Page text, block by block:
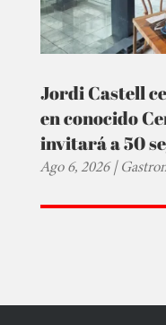
Jordi Castell
en conocido
invitará a 50
Ago 6, 2026|